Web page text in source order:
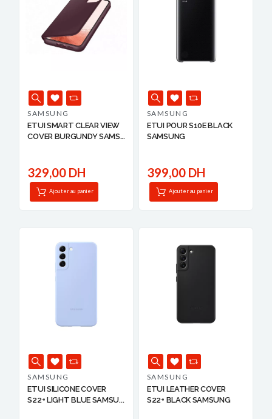
SAMSUNG
ETUI SMART CLEAR VIEW
COVER BURGUNDY SAMS...
329,00 DH
Ajouter au panier
SAMSUNG
ETUI POUR S10E BLACK
SAMSUNG
399,00 DH
Ajouter au panier
SAMSUNG
ETUI SILICONE COVER
S22+ LIGHT BLUE SAMSU...
SAMSUNG
ETUI LEATHER COVER
S22+ BLACK SAMSUNG